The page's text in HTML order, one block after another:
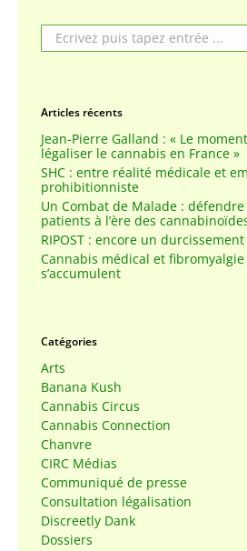
Search:
Articles récents
Jean-Pierre Galland : « Le
légaliser le cannabis en France »
SHC : entre réalité médicale et
prohibitionniste
Un Combat de Malade :
patients à l’ère des
RIPOST : encore un
Cannabis médical et
s’accumulent
Catégories
Arts
Banana Kush
Cannabis Circus
Cannabis Connection
Chanvre
CIRC Médias
Communiqué de presse
Consultation légalisation
Discreetly Dank
Dossiers